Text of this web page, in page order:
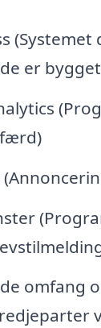
(Systemet
er
omfang